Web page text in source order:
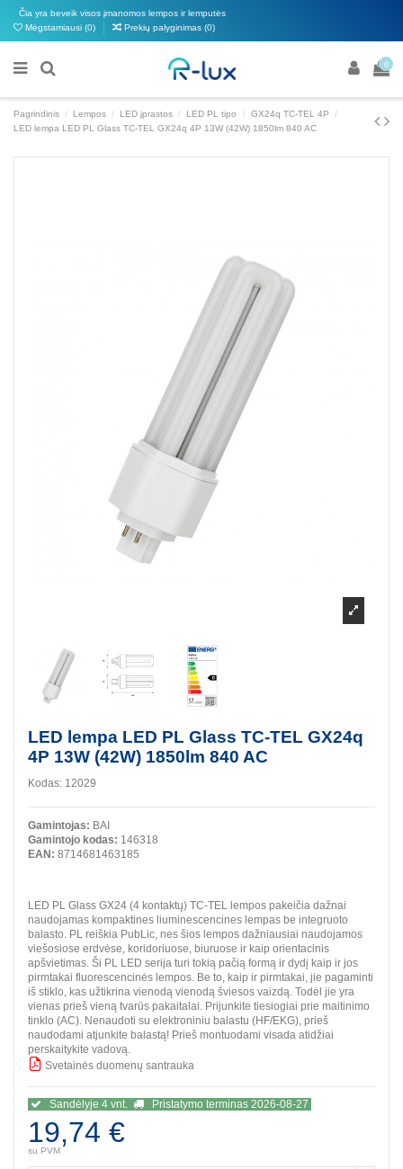
Čia yra beveik visos įmanomos lempos ir lemputės
Mėgstamiausi (0) Prekių palyginimas (0)
0
Pagrindinis Lempos LED įprastos LED PL tipo
GX24q TC-TEL 4P
LED lempa LED PL Glass TC-TEL GX24q 4P 13W (42W) 1850lm 840 AC
LED lempa LED PL Glass TC-TEL GX24q
4P 13W (42W) 1850lm 840 AC
Kodas: 12029
Gamintojas: BAI
Gamintojo kodas: 146318
EAN: 8714681463185
LED PL Glass GX24 (4 kontaktų) TC-TEL lempos pakeičia dažnai
naudojamas kompaktines liuminescencines lempas be integruoto
balasto. PL reiškia PubLic, nes šios lempos dažniausiai naudojamos
viešosiose erdvėse, koridoriuose, biuruose ir kaip orientacinis
apšvietimas. Ši PL LED serija turi tokią pačią formą ir dydį kaip ir jos
pirmtakai fluorescencinės lempos. Be to, kaip ir pirmtakai, jie pagaminti
iš stiklo, kas užtikrina vienodą vienodą šviesos vaizdą. Todėl jie yra
vienas prieš vieną tvarūs pakaitalai. Prijunkite tiesiogiai prie maitinimo
tinklo (AC). Nenaudoti su elektroniniu balastu (HF/EKG), prieš
naudodami atjunkite balastą! Prieš montuodami visada atidžiai
perskaitykite vadovą.
Svetainės duomenų santrauka
Sandėlyje 4 vnt. Pristatymo terminas 2026-08-27
19,74 €
su PVM